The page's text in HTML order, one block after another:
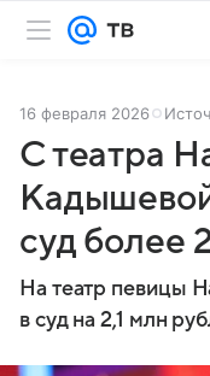
16 февраля 2026
С театра
суд более
На театр певицы
в суд на 2,1 млн